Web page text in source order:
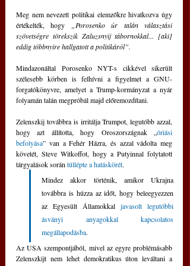
Meg nem nevezett politikai elemzőkre hivatkozva úgy
értékelték, hogy
„Porosenko úr talán választási
szövetségre törekszik Zaluzsnyij tábornokkal... [aki]
eddig többnyire hallgatott a politikáról”.
Mindazonáltal Porosenko NYT-s cikkével sikerült
szélesebb körben is felhívni a figyelmet a GNU-
forgatókönyvre, amelyet a Trump-kormányzat a nyár
folyamán talán megpróbál majd előremozdítani.
Zelenszkij továbbra is irritálja Trumpot, legutóbb azzal,
hogy azt állította, hogy Oroszországnak „óriási
befolyása” van a Fehér Házra, és azzal vádolta meg
követét, Steve Witkoffot, hogy a Putyinnal folytatott
tárgyalások során túllépte a hatáskörét.
Mindez akkor történik, amikor Ukrajna
továbbra is húzza az időt, hogy beleegyezzen
az Egyesült Államokkal javasolt legutóbbi
ásványi anyagokkal kapcsolatos
megállapodásba.
Az USA szempontjából, mivel az egyre problémásabb
Zelenszkijt nem lehet demokratikus úton leváltani a